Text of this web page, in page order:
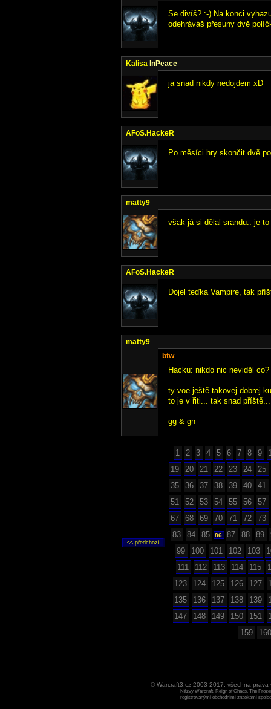
Se divíš? :-) Na konci
odehráváš přesuny dvě
Kalisa InPeace
ja snad nikdy nedojdem xD
AFoS.HackeR
Po měsíci hry skončit dvě
matty9
však já si dělal srandu.. je
AFoS.HackeR
Dojel teďka Vampire, tak
matty9
btw
Hacku: nikdo nic neviděl
ty voe ještě takovej dobrej
to je v řiti... tak snad příště...
gg & gn
1 2 3 4 5 6 7 8 9
19
20 21 22 23 24
25
35
36 37 38 39 40
41
51
52 53 54 55 56
57
67
68 69 70 71 72
73
83
84 85 86 87 88 89
99
100 101 102 103
111
112 113 114 115
123
124 125 126 127
135
136 137 138 139
147
148 149 150 151
159
160
© Warcraft3.cz 2003-2017, všechna
Názvy Warcraft, Reign of Chaos, The
registrovanými obchodními znaekami